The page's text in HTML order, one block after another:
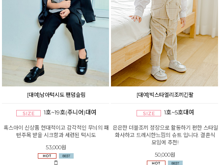
[대여]남아턱시도 팬덤슬림
1호~19호(주니어)대여
혹스아이 신상품 현대적이고 감각적인 무늬의 패
턴주목 받을 시크함과 세련된 턱시도
53,000원
[대여]빅스타엘리조끼긴팔
1호~5호대여
은은한 더블조끼 정장으로 활동하기 편한 스타일
화사하고 드레시한느낌의 슈트 입니다. 결혼식
모임에 추천!
50,000원